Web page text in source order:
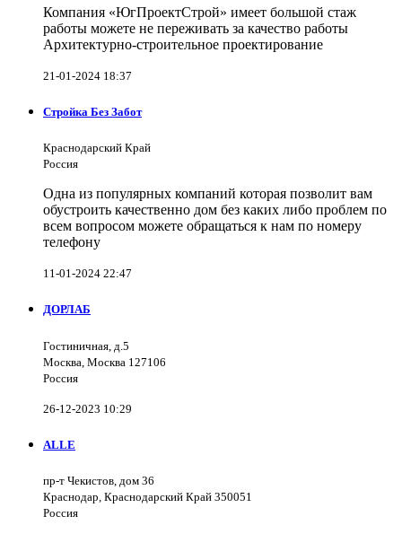
Компания «ЮгПроектСтрой» имеет большой стаж
работы можете не переживать за качество работы
Архитектурно-строительное проектирование
21-01-2024 18:37
Стройка Без Забот
Краснодарский Край
Россия
Одна из популярных компаний которая позволит вам
обустроить качественно дом без каких либо проблем по
всем вопросом можете обращаться к нам по номеру
телефону
11-01-2024 22:47
ДОРЛАБ
Гостиничная, д.5
Москва, Москва 127106
Россия
26-12-2023 10:29
ALLE
пр-т Чекистов, дом 36
Краснодар, Краснодарский Край 350051
Россия